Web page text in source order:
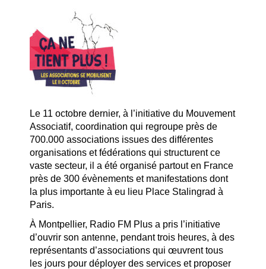
Le 11 octobre dernier, à l’initiative du Mouvement
Associatif, coordination qui regroupe près de
700.000 associations issues des différentes
organisations et fédérations qui structurent ce
vaste secteur, il a été organisé partout en France
près de 300 évènements et manifestations dont
la plus importante à eu lieu Place Stalingrad à
Paris.
À Montpellier, Radio FM Plus a pris l’initiative
d’ouvrir son antenne, pendant trois heures, à des
représentants d’associations qui œuvrent tous
les jours pour déployer des services et proposer